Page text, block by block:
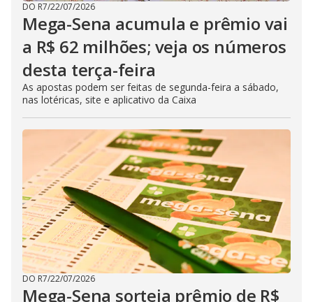
DO R7/22/07/2026
Mega-Sena acumula e prêmio vai
a R$ 62 milhões; veja os números
desta terça-feira
As apostas podem ser feitas de segunda-feira a sábado,
nas lotéricas, site e aplicativo da Caixa
DO R7/22/07/2026
Mega-Sena sorteia prêmio de R$